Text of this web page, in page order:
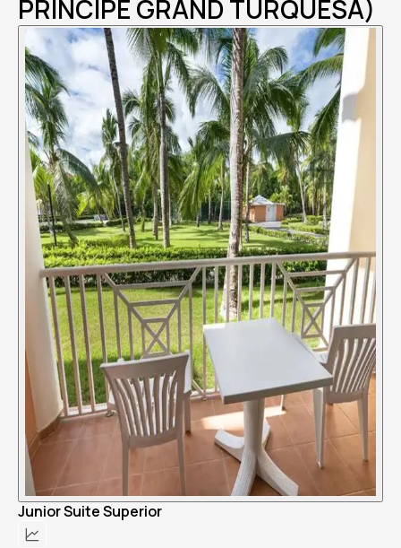
PRINCIPE GRAND TURQUESA)
Junior Suite Superior